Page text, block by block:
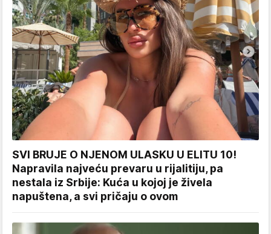
SVI BRUJE O NJENOM ULASKU U ELITU 10!
Napravila najveću prevaru u rijalitiju, pa
nestala iz Srbije: Kuća u kojoj je živela
napuštena, a svi pričaju o ovom